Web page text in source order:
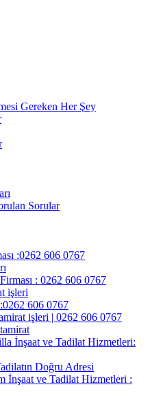
Gereken Her Şey
Sorular
:0262 606 0767
: 0262 606 0767
işleri
606 0767
işleri | 0262 606 0767
İnşaat ve Tadilat Hizmetleri:
Doğru Adresi
İnşaat ve Tadilat Hizmetleri :